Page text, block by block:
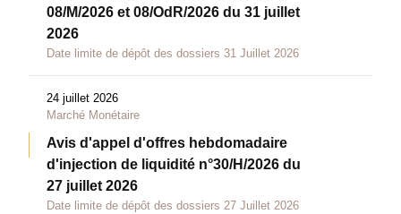
08/M/2026 et 08/OdR/2026 du 31 juillet
2026
Date limite de dépôt des dossiers 31 Juillet 2026
24 juillet 2026
Marché Monétaire
Avis d'appel d'offres hebdomadaire
d'injection de liquidité n°30/H/2026 du
27 juillet 2026
Date limite de dépôt des dossiers 27 Juillet 2026